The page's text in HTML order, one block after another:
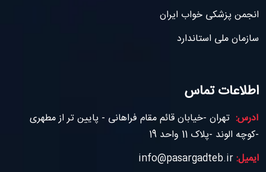
انجمن پزشکی خواب ایران
سازمان ملی استاندارد
اطلاعات تماس
آدرس: تهران -خیابان قائم مقام فراهانی - پایین تر از مطهری
-کوچه الوند -پلاک 11 واحد 19
ایمیل:info@pasargadteb.ir